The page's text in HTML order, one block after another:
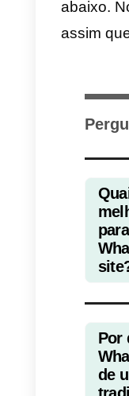
Gete
Para